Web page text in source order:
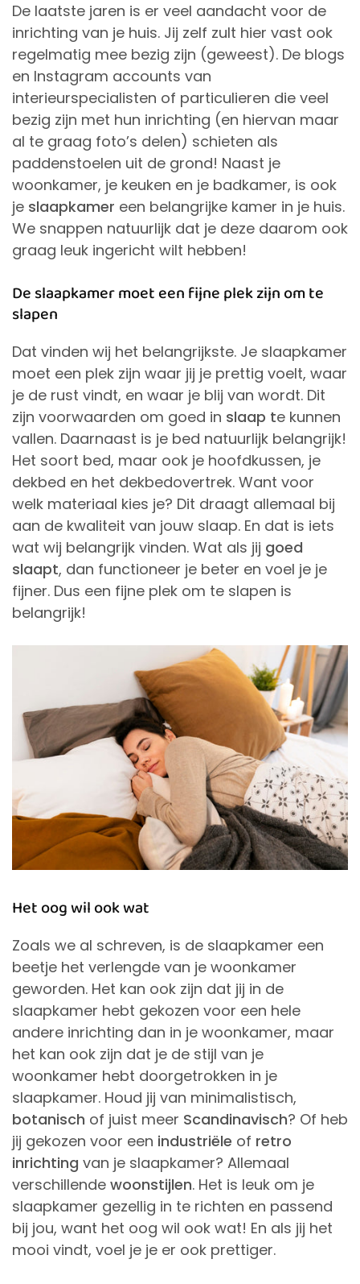
De laatste jaren is er veel aandacht voor de
inrichting van je huis. Jij zelf zult hier vast ook
regelmatig mee bezig zijn (geweest). De blogs
en Instagram accounts van
interieurspecialisten of particulieren die veel
bezig zijn met hun inrichting (en hiervan maar
al te graag foto’s delen) schieten als
paddenstoelen uit de grond! Naast je
woonkamer, je keuken en je badkamer, is ook
je slaapkamer een belangrijke kamer in je huis.
We snappen natuurlijk dat je deze daarom ook
graag leuk ingericht wilt hebben!
De slaapkamer moet een fijne plek zijn om te
slapen
Dat vinden wij het belangrijkste. Je slaapkamer
moet een plek zijn waar jij je prettig voelt, waar
je de rust vindt, en waar je blij van wordt. Dit
zijn voorwaarden om goed in slaap te kunnen
vallen. Daarnaast is je bed natuurlijk belangrijk!
Het soort bed, maar ook je hoofdkussen, je
dekbed en het dekbedovertrek. Want voor
welk materiaal kies je? Dit draagt allemaal bij
aan de kwaliteit van jouw slaap. En dat is iets
wat wij belangrijk vinden. Wat als jij goed
slaapt, dan functioneer je beter en voel je je
fijner. Dus een fijne plek om te slapen is
belangrijk!
Het oog wil ook wat
Zoals we al schreven, is de slaapkamer een
beetje het verlengde van je woonkamer
geworden. Het kan ook zijn dat jij in de
slaapkamer hebt gekozen voor een hele
andere inrichting dan in je woonkamer, maar
het kan ook zijn dat je de stijl van je
woonkamer hebt doorgetrokken in je
slaapkamer. Houd jij van minimalistisch,
botanisch of juist meer Scandinavisch? Of heb
jij gekozen voor een industriële of retro
inrichting van je slaapkamer? Allemaal
verschillende woonstijlen. Het is leuk om je
slaapkamer gezellig in te richten en passend
bij jou, want het oog wil ook wat! En als jij het
mooi vindt, voel je je er ook prettiger.